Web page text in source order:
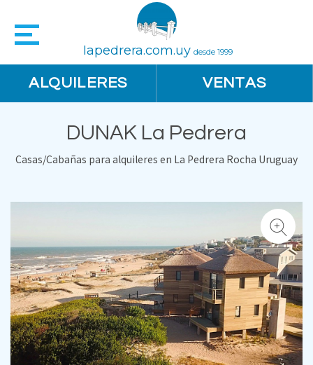
lapedrera.com.uy desde 1999
ALQUILERES VENTAS
DUNAK La Pedrera
Casas/Cabañas para alquileres en La Pedrera Rocha Uruguay